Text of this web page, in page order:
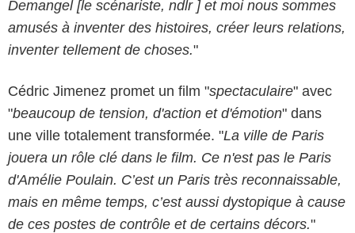
Demangel [le scénariste, ndlr ] et moi nous sommes
amusés à inventer des histoires, créer leurs relations,
inventer tellement de choses."
Cédric Jimenez promet un film "spectaculaire" avec
"beaucoup de tension, d'action et d'émotion" dans
une ville totalement transformée. "La ville de Paris
jouera un rôle clé dans le film. Ce n'est pas le Paris
d'Amélie Poulain. C’est un Paris très reconnaissable,
mais en même temps, c’est aussi dystopique à cause
de ces postes de contrôle et de certains décors."